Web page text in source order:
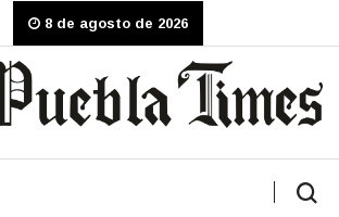
8 de agosto de 2026